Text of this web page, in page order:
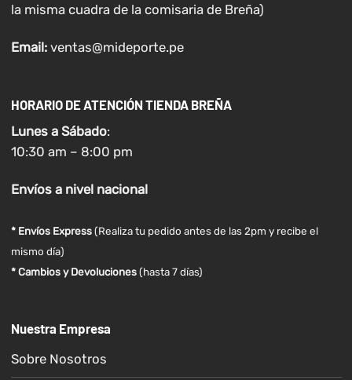
la misma cuadra de la comisaria de Breña)
Email: ventas@mideporte.pe
HORARIO DE ATENCIÓN TIENDA BREÑA
Lunes a Sábado:
10:30 am – 8:00 pm
Envíosa nivel nacional
* Envíos Express(Realiza tu pedido antes de las 2pm y recibe el
mismo día)
* Cambios y Devoluciones (hasta 7 días)
Nuestra Empresa
Sobre Nosotros